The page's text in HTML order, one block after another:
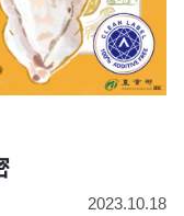
2023.10.18